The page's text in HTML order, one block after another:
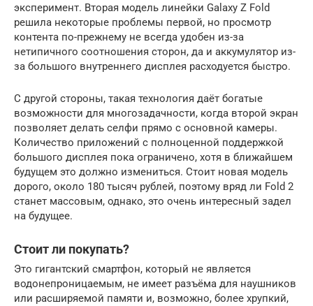
эксперимент. Вторая модель линейки Galaxy Z Fold
решила некоторые проблемы первой, но просмотр
контента по-прежнему не всегда удобен из-за
нетипичного соотношения сторон, да и аккумулятор из-
за большого внутреннего дисплея расходуется быстро.
С другой стороны, такая технология даёт богатые
возможности для многозадачности, когда второй экран
позволяет делать селфи прямо с основной камеры.
Количество приложений с полноценной поддержкой
большого дисплея пока ограничено, хотя в ближайшем
будущем это должно измениться. Стоит новая модель
дорого, около 180 тысяч рублей, поэтому вряд ли Fold 2
станет массовым, однако, это очень интересный задел
на будущее.
Стоит ли покупать?
Это гигантский смартфон, который не является
водонепроницаемым, не имеет разъёма для наушников
или расширяемой памяти и, возможно, более хрупкий,